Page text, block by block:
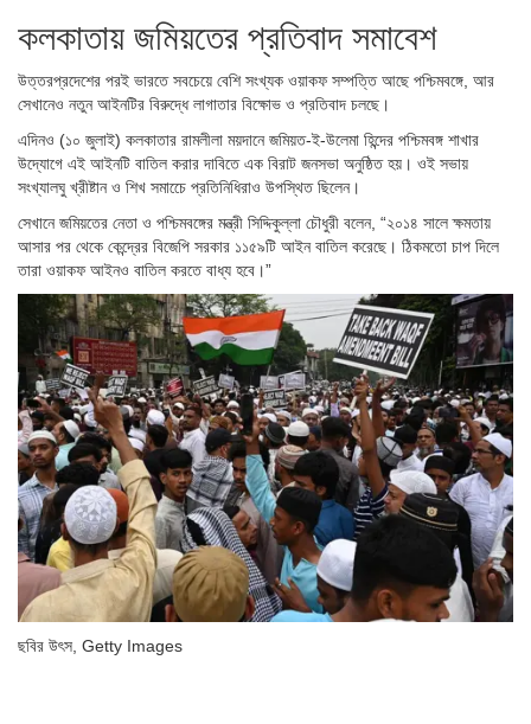
কলকাতায় জমিয়তের প্রতিবাদ সমাবেশ
উত্তরপ্রদেশের পরই ভারতে সবচেয়ে বেশি সংখ্যক ওয়াকফ সম্পত্তি আছে পশ্চিমবঙ্গে, আর
সেখানেও নতুন আইনটির বিরুদ্ধে লাগাতার বিক্ষোভ ও প্রতিবাদ চলছে।
এদিনও (১০ জুলাই) কলকাতার রামলীলা ময়দানে জমিয়ত-ই-উলেমা হিন্দের পশ্চিমবঙ্গ শাখার
উদ্যোগে এই আইনটি বাতিল করার দাবিতে এক বিরাট জনসভা অনুষ্ঠিত হয়। ওই সভায়
সংখ্যালঘু খ্রীষ্টান ও শিখ সমাচেে প্রতিনিধিরাও উপস্থিত ছিলেন।
সেখানে জমিয়তের নেতা ও পশ্চিমবঙ্গের মন্ত্রী সিদ্দিকুল্লা চৌধুরী বলেন, “২০১৪ সালে ক্ষমতায়
আসার পর থেকে কেন্দ্রের বিজেপি সরকার ১১৫৯টি আইন বাতিল করেছে। ঠিকমতো চাপ দিলে
তারা ওয়াকফ আইনও বাতিল করতে বাধ্য হবে।”
ছবির উৎস, Getty Images